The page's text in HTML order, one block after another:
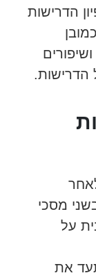
הדרישות
הדרישות.
מסכי
על
את